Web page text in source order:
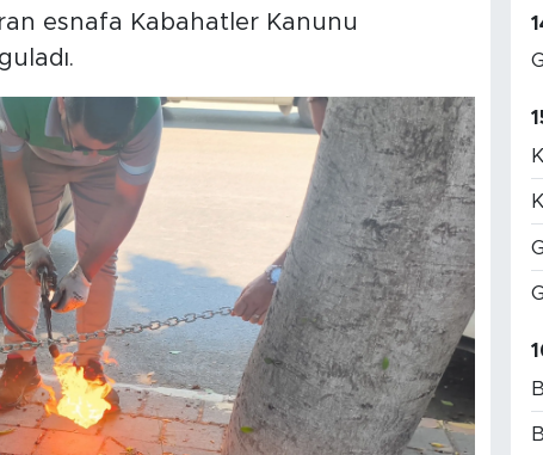
esnafa Kabahatler Kanunu